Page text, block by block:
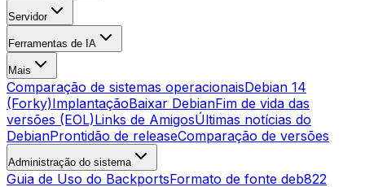
Servidor
Ferramentas de IA
Mais
Comparação de sistemas operacionaisDebian 14
(Forky)ImplantaçãoBaixar DebianFim de vida das
versões (EOL)Links de AmigosÚltimas notícias do
DebianProntidão de releaseComparação de versões
Administração do sistema
Guia de Uso do BackportsFormato de fonte deb822